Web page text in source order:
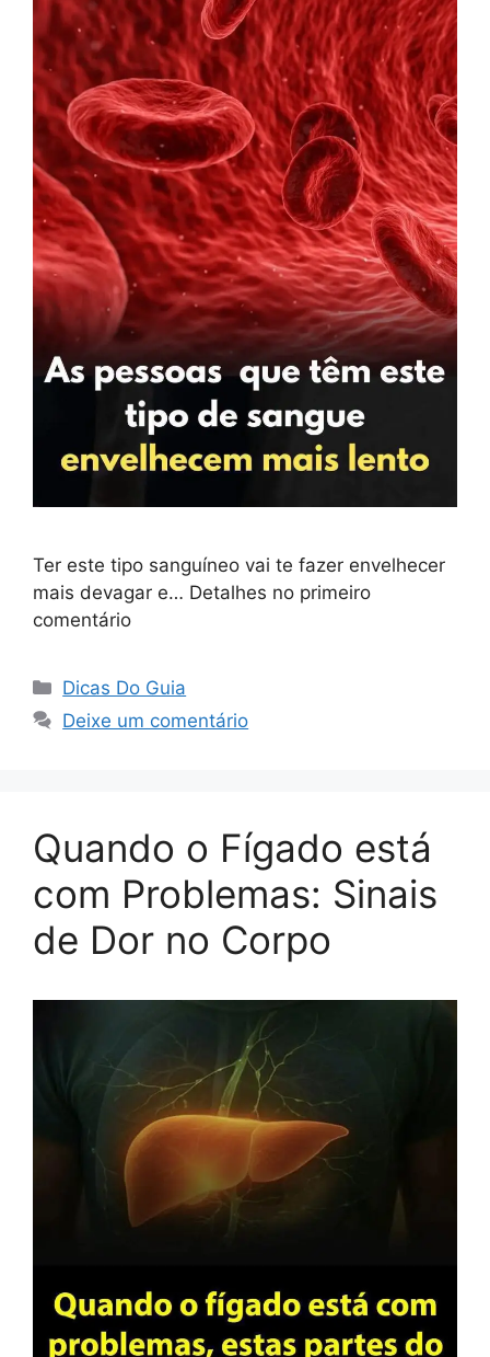
Ter este tipo sanguíneo vai te fazer envelhecer
mais devagar e… Detalhes no primeiro
comentário
Categorias
Dicas Do Guia
Deixe um comentário
Quando o Fígado está
com Problemas: Sinais
de Dor no Corpo